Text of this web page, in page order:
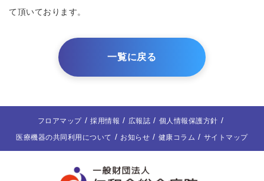
て頂いております。
一覧に戻る
フロアマップ 採用情報 広報誌
個人情報保護方針
医療機器の共同利用について
お知らせ 健康コラム サイトマップ